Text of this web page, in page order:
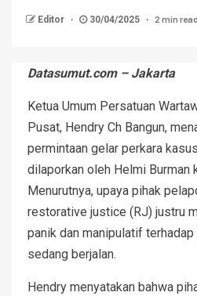
Editor 30/04/2025 2 min read
Datasumut.com – Jakarta
Ketua Umum Persatuan
Pusat, Hendry Ch Bangun,
permintaan gelar perkara
dilaporkan oleh Helmi Burman
Menurutnya, upaya pihak
restorative justice (RJ) justru
panik dan manipulatif
sedang berjalan.
Hendry menyatakan bahwa